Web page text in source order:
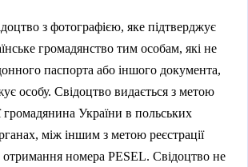
з фотографією, яке підтверджує
громадянство тим особам, які не
паспорта або іншого документа,
особу. Свідоцтво видається з метою
громадянина України в польських
між іншим з метою реєстрації
номера PESEL. Свідоцтво не